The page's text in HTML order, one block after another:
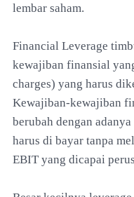
lembar saham.
Financial Leverage
kewajiban finansial
charges) yang harus
Kewajiban-kewajiban
berubah dengan
harus di bayar tanpa
EBIT yang dicapai